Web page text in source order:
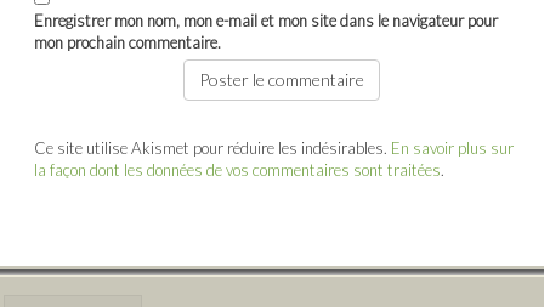
Enregistrer mon nom, mon e-mail et mon site dans le navigateur pour
mon prochain commentaire.
Ce site utilise Akismet pour réduire les indésirables. En savoir plus sur
la façon dont les données de vos commentaires sont traitées.